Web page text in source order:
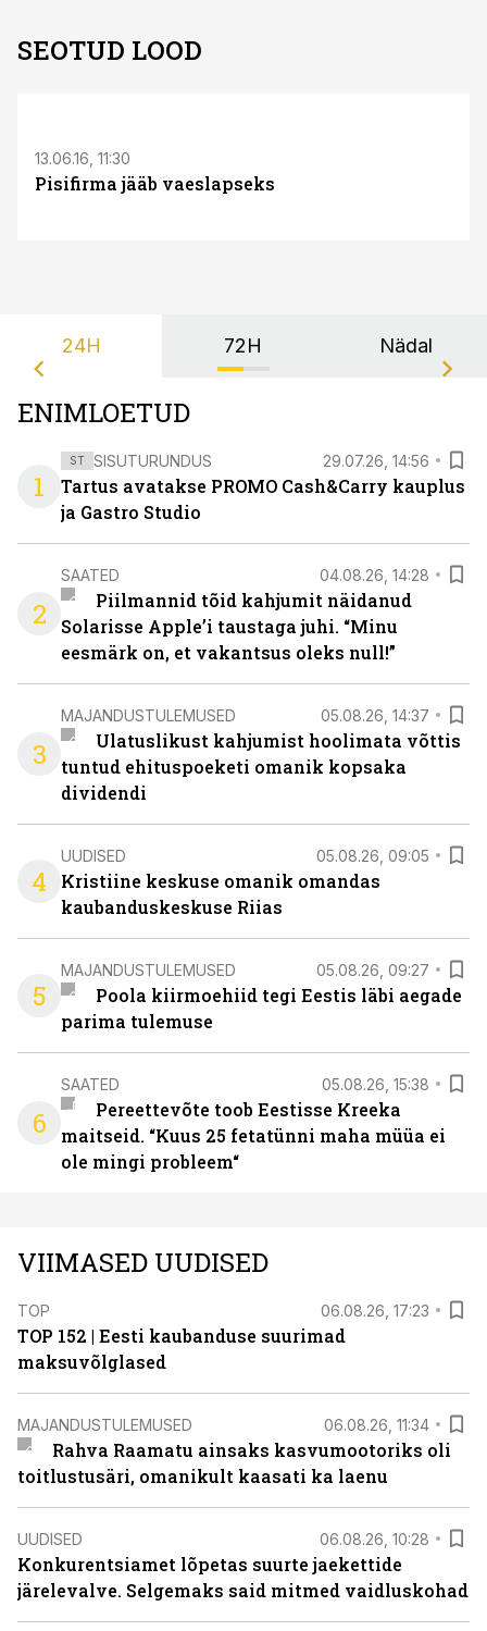
SEOTUD LOOD
13.06.16, 11:30
Pisifirma jääb vaeslapseks
24H 72H Nädal
ENIMLOETUD
1
ST SISUTURUNDUS 29.07.26, 14:56
Tartus avatakse PROMO Cash&Carry kauplus
ja Gastro Studio
2
SAATED 04.08.26, 14:28
Piilmannid tõid kahjumit näidanud
Solarisse Apple’i taustaga juhi. “Minu
eesmärk on, et vakantsus oleks null!”
3
MAJANDUSTULEMUSED 05.08.26, 14:37
Ulatuslikust kahjumist hoolimata võttis
tuntud ehituspoeketi omanik kopsaka
dividendi
4
UUDISED 05.08.26, 09:05
Kristiine keskuse omanik omandas
kaubanduskeskuse Riias
5
MAJANDUSTULEMUSED 05.08.26, 09:27
Poola kiirmoehiid tegi Eestis läbi aegade
parima tulemuse
6
SAATED 05.08.26, 15:38
Pereettevõte toob Eestisse Kreeka
maitseid. “Kuus 25 fetatünni maha müüa ei
ole mingi probleem“
VIIMASED UUDISED
TOP 06.08.26, 17:23
TOP 152 | Eesti kaubanduse suurimad
maksuvõlglased
MAJANDUSTULEMUSED 06.08.26, 11:34
Rahva Raamatu ainsaks kasvumootoriks oli
toitlustusäri, omanikult kaasati ka laenu
UUDISED 06.08.26, 10:28
Konkurentsiamet lõpetas suurte jaekettide
järelevalve. Selgemaks said mitmed vaidluskohad